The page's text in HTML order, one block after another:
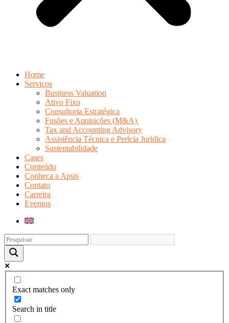
Home
Serviços
Business Valuation
Ativo Fixo
Consultoria Estratégica
Fusões e Aquisições (M&A)
Tax and Accounting Advisory
Assistência Técnica e Perícia Jurídica
Sustentabilidade
Cases
Conteúdo
Conheça a Apsis
Contato
Carreira
Eventos
Exact matches only
Search in title